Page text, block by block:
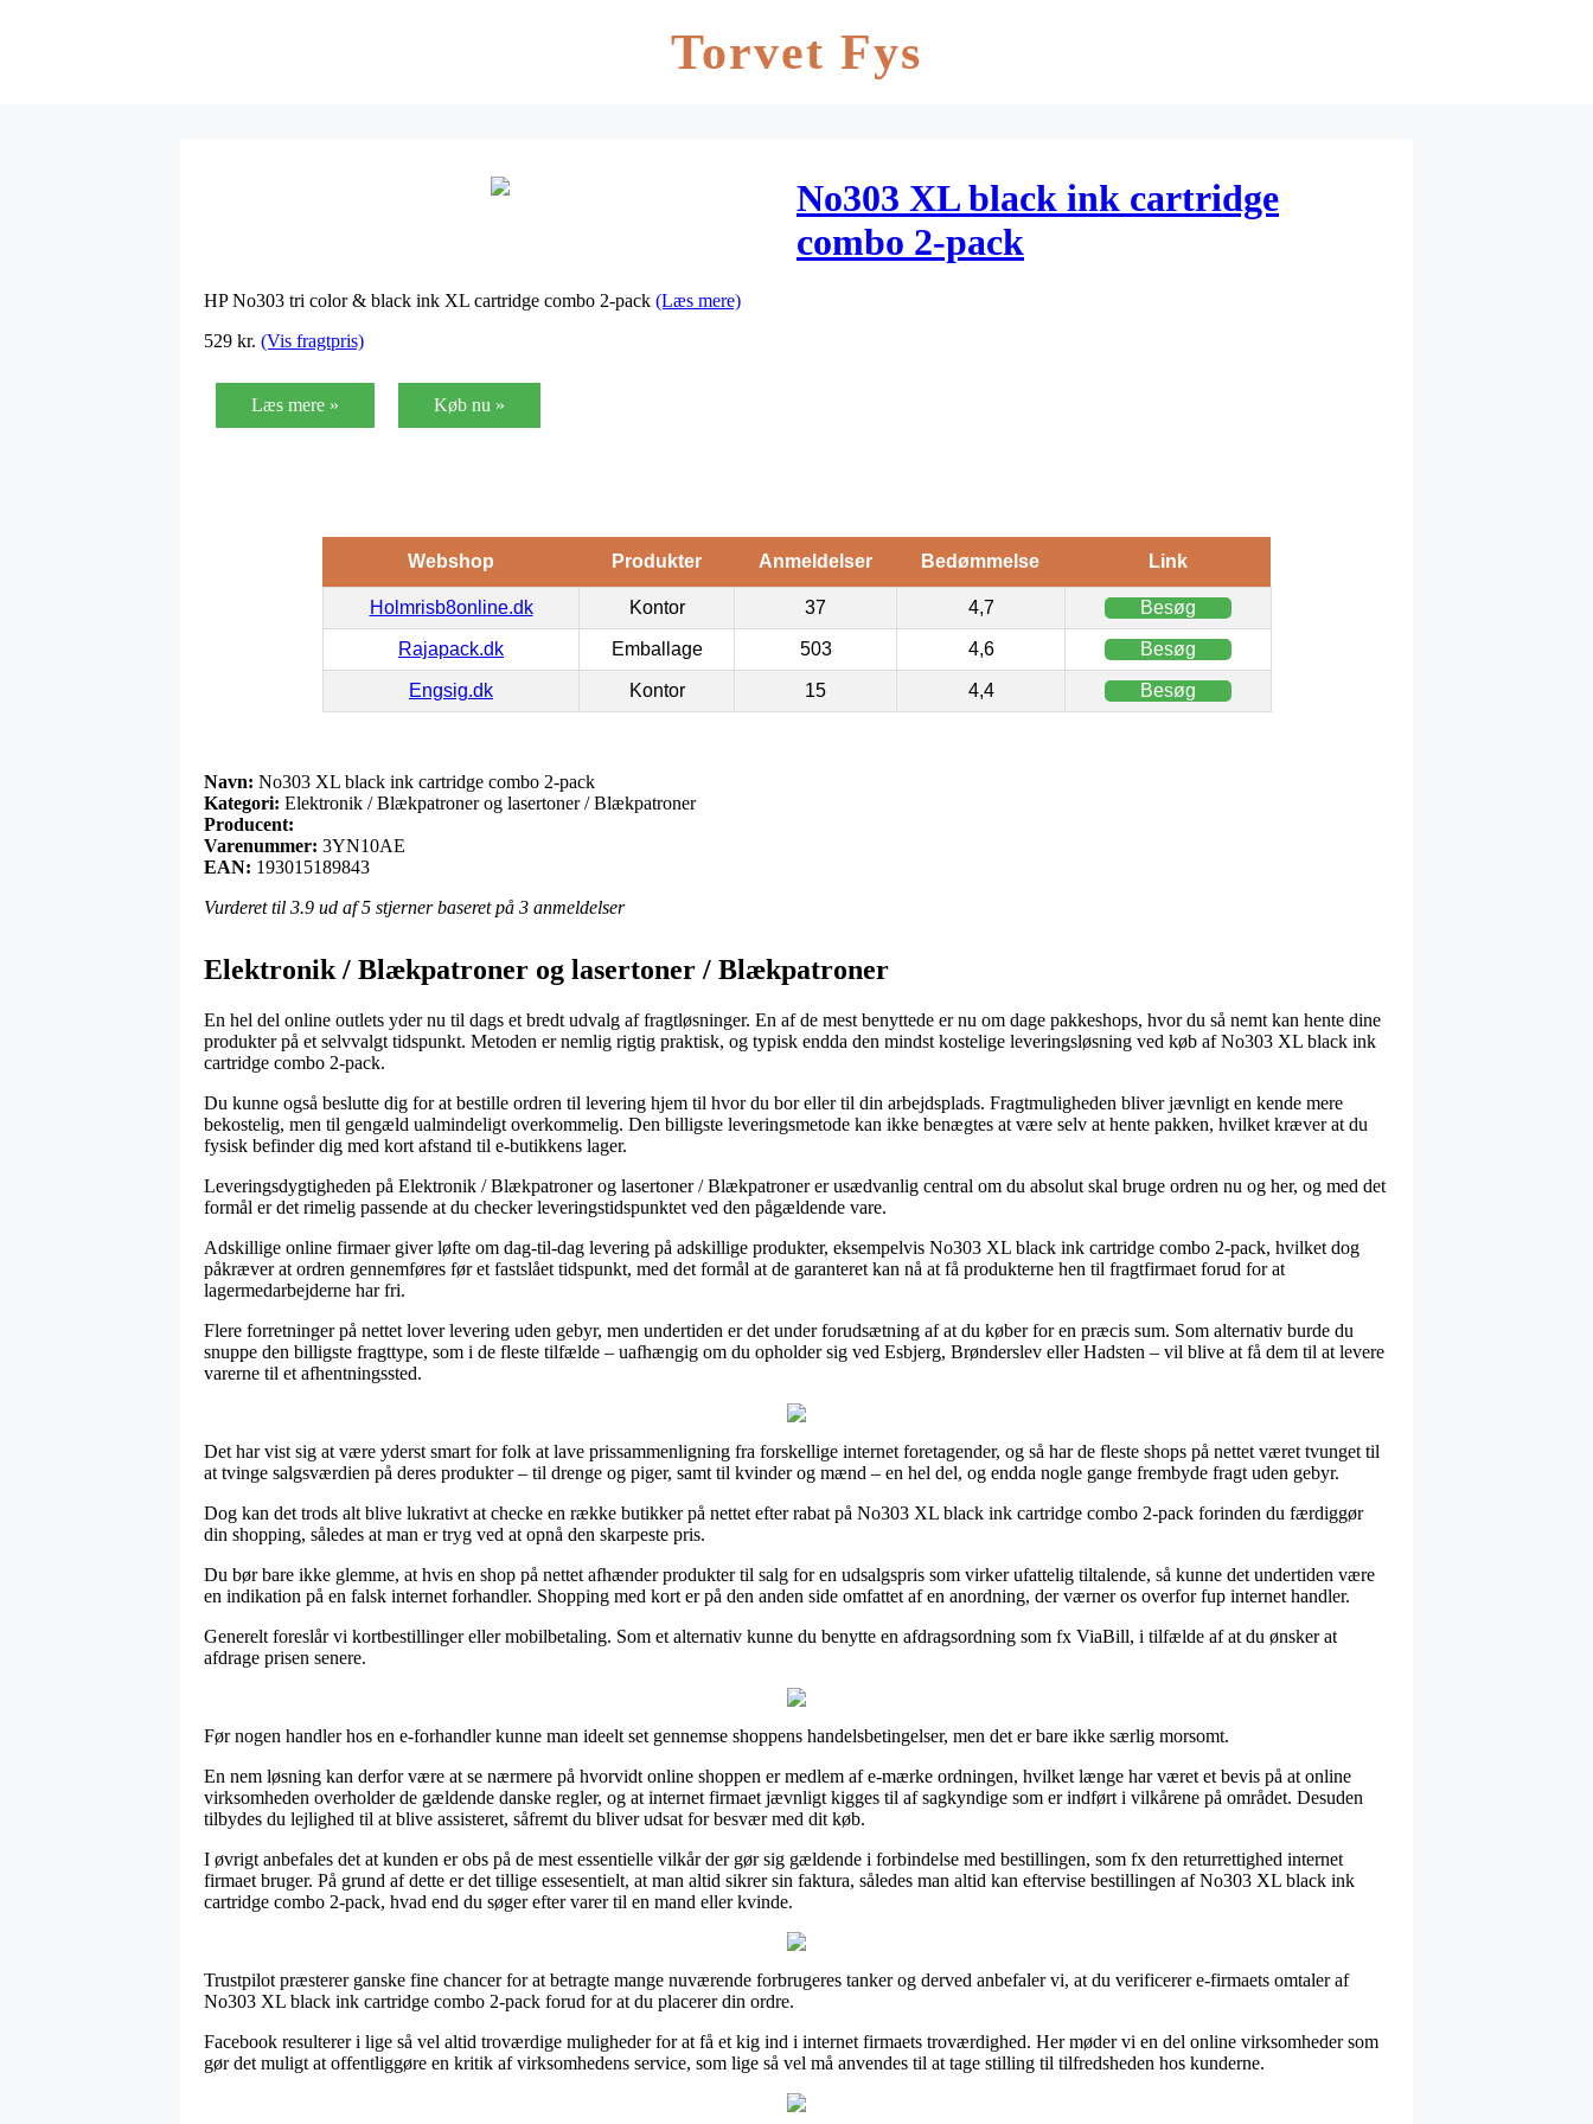
Torvet Fys
No303 XL black ink cartridge
combo 2-pack
HP No303 tri color & black ink XL cartridge combo 2-pack (Læs mere)
529 kr. (Vis fragtpris)
Læs mere » Køb nu »
Webshop Produkter Anmeldelser Bedømmelse Link
Holmrisb8online.dk Kontor 37 4,7 Besøg
Rajapack.dk Emballage 503 4,6 Besøg
Engsig.dk Kontor 15 4,4 Besøg
Navn: No303 XL black ink cartridge combo 2-pack
Kategori: Elektronik / Blækpatroner og lasertoner / Blækpatroner
Producent:
Varenummer: 3YN10AE
EAN: 193015189843
Vurderet til 3.9 ud af 5 stjerner baseret på 3 anmeldelser
Elektronik / Blækpatroner og lasertoner / Blækpatroner
En hel del online outlets yder nu til dags et bredt udvalg af fragtløsninger. En af de mest benyttede er nu om dage pakkeshops, hvor du så nemt kan hente dine
produkter på et selvvalgt tidspunkt. Metoden er nemlig rigtig praktisk, og typisk endda den mindst kostelige leveringsløsning ved køb af No303 XL black ink
cartridge combo 2-pack.
Du kunne også beslutte dig for at bestille ordren til levering hjem til hvor du bor eller til din arbejdsplads. Fragtmuligheden bliver jævnligt en kende mere
bekostelig, men til gengæld ualmindeligt overkommelig. Den billigste leveringsmetode kan ikke benægtes at være selv at hente pakken, hvilket kræver at du
fysisk befinder dig med kort afstand til e-butikkens lager.
Leveringsdygtigheden på Elektronik / Blækpatroner og lasertoner / Blækpatroner er usædvanlig central om du absolut skal bruge ordren nu og her, og med det
formål er det rimelig passende at du checker leveringstidspunktet ved den pågældende vare.
Adskillige online firmaer giver løfte om dag-til-dag levering på adskillige produkter, eksempelvis No303 XL black ink cartridge combo 2-pack, hvilket dog
påkræver at ordren gennemføres før et fastslået tidspunkt, med det formål at de garanteret kan nå at få produkterne hen til fragtfirmaet forud for at
lagermedarbejderne har fri.
Flere forretninger på nettet lover levering uden gebyr, men undertiden er det under forudsætning af at du køber for en præcis sum. Som alternativ burde du
snuppe den billigste fragttype, som i de fleste tilfælde – uafhængig om du opholder sig ved Esbjerg, Brønderslev eller Hadsten – vil blive at få dem til at levere
varerne til et afhentningssted.
Det har vist sig at være yderst smart for folk at lave prissammenligning fra forskellige internet foretagender, og så har de fleste shops på nettet været tvunget til
at tvinge salgsværdien på deres produkter – til drenge og piger, samt til kvinder og mænd – en hel del, og endda nogle gange frembyde fragt uden gebyr.
Dog kan det trods alt blive lukrativt at checke en række butikker på nettet efter rabat på No303 XL black ink cartridge combo 2-pack forinden du færdiggør
din shopping, således at man er tryg ved at opnå den skarpeste pris.
Du bør bare ikke glemme, at hvis en shop på nettet afhænder produkter til salg for en udsalgspris som virker ufattelig tiltalende, så kunne det undertiden være
en indikation på en falsk internet forhandler. Shopping med kort er på den anden side omfattet af en anordning, der værner os overfor fup internet handler.
Generelt foreslår vi kortbestillinger eller mobilbetaling. Som et alternativ kunne du benytte en afdragsordning som fx ViaBill, i tilfælde af at du ønsker at
afdrage prisen senere.
Før nogen handler hos en e-forhandler kunne man ideelt set gennemse shoppens handelsbetingelser, men det er bare ikke særlig morsomt.
En nem løsning kan derfor være at se nærmere på hvorvidt online shoppen er medlem af e-mærke ordningen, hvilket længe har været et bevis på at online
virksomheden overholder de gældende danske regler, og at internet firmaet jævnligt kigges til af sagkyndige som er indført i vilkårene på området. Desuden
tilbydes du lejlighed til at blive assisteret, såfremt du bliver udsat for besvær med dit køb.
I øvrigt anbefales det at kunden er obs på de mest essentielle vilkår der gør sig gældende i forbindelse med bestillingen, som fx den returrettighed internet
firmaet bruger. På grund af dette er det tillige essesentielt, at man altid sikrer sin faktura, således man altid kan eftervise bestillingen af No303 XL black ink
cartridge combo 2-pack, hvad end du søger efter varer til en mand eller kvinde.
Trustpilot præsterer ganske fine chancer for at betragte mange nuværende forbrugeres tanker og derved anbefaler vi, at du verificerer e-firmaets omtaler af
No303 XL black ink cartridge combo 2-pack forud for at du placerer din ordre.
Facebook resulterer i lige så vel altid troværdige muligheder for at få et kig ind i internet firmaets troværdighed. Her møder vi en del online virksomheder som
gør det muligt at offentliggøre en kritik af virksomhedens service, som lige så vel må anvendes til at tage stilling til tilfredsheden hos kunderne.